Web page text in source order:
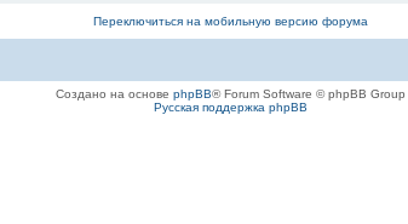
Переключиться на мобильную версию форума
Создано на основе phpBB® Forum Software © phpBB Group
Русская поддержка phpBB